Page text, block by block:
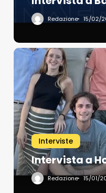
Redazione 15/02/
Interviste
Intervista a
Redazione 15/01/